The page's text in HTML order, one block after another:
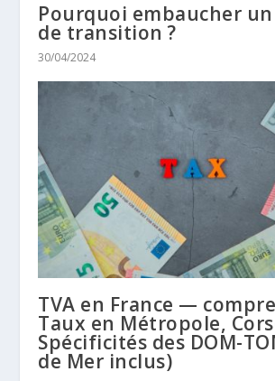
Pourquoi embaucher
de transition ?
30/04/2024
TVA en France —
Taux en Métropole,
Spécificités des DOM-
de Mer inclus)